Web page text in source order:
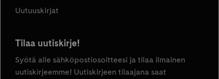
Uutuuskirjat
Tilaa uutiskirje!
Syötä alle sähköpostiosoitteesi ja tilaa ilmainen
uutiskirjeemme! Uutiskirjeen tilaajana saat